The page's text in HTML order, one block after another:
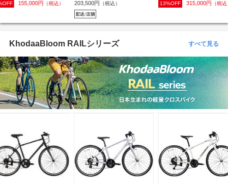
ネ 7 105 11スピード ) シリ
ロッシー 53 ( 身長目安
155,000円 （税込）
ローネセブン ディスク ) SORA 9s
チェレステ / チタニウムシルバー
ロゴ 47 (適応身長目安160cm前後)
203,500円 （税込）
ィスク ) 105 機械式 12S SZ
前後)
13%OFF 315,000円 （税
KhodaaBloom RAILシリーズ すべて見る